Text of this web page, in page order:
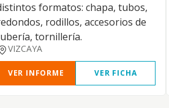
formatos: chapa, tubos,
rodillos, accesorios de
tornillería.
VIZCAYA
VER INFORME VER FICHA